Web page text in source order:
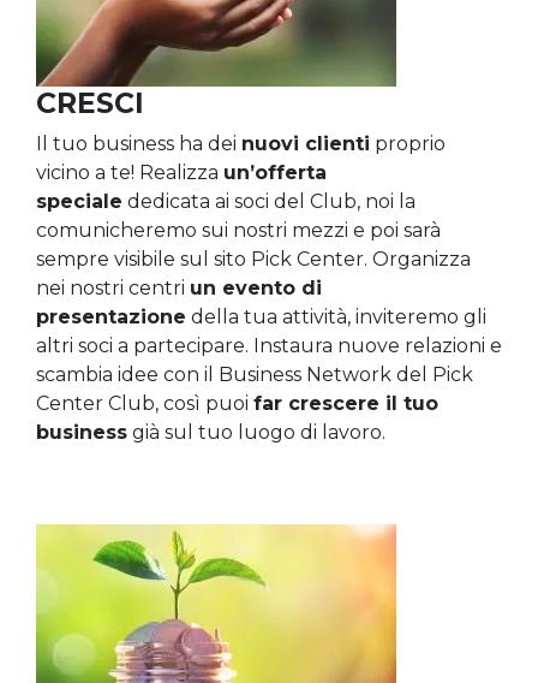
CRESCI
Il tuo business ha dei nuovi clienti proprio
vicino a te! Realizza un’offerta
speciale dedicata ai soci del Club, noi la
comunicheremo sui nostri mezzi e poi sarà
sempre visibile sul sito Pick Center. Organizza
nei nostri centri un evento di
presentazione della tua attività, inviteremo gli
altri soci a partecipare. Instaura nuove relazioni e
scambia idee con il Business Network del Pick
Center Club, così puoi far crescere il tuo
business già sul tuo luogo di lavoro.